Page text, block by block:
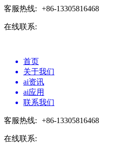
客服热线: +86-13305816468
在线联系:
首页
关于我们
ai资讯
ai应用
联系我们
客服热线: +86-13305816468
在线联系: